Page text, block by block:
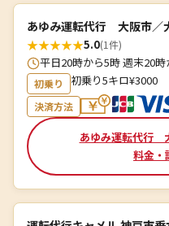
あゆみ運転代行 大阪市／
★★★★★5.0(1件)
平日20時から5時 週末20
初乗り 初乗り5キロ¥3000
決済方法
あゆみ運転代行
料金・